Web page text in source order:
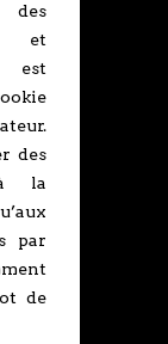
des
et
est
des
à la
par
de